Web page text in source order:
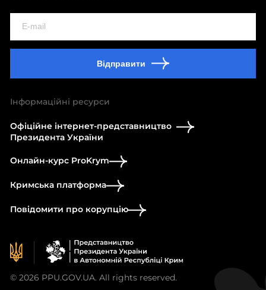
Відправити
Інформаційні ресурси
Офіційне інтернет-представництво
Президента України
Онлайн-курс ProKrym
Кримська платформа
Повідомити про корупцію
© 2026 PPU.GOV.UA. All rights reserved.